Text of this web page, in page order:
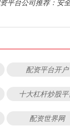
平台公司推荐：安
配资平台开户
十大杠杆炒股
配资世界网